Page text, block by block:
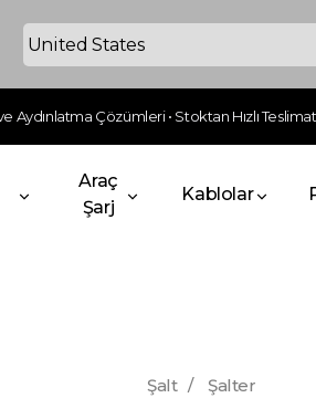
Aydınlatma Çözümleri • Stoktan Hızlı Teslimat
Araç
Şarj
Kablolar
Şalt / Şalter